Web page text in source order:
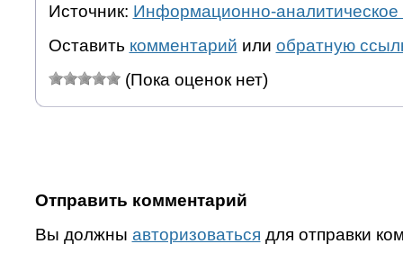
Источник: Информационно-аналитическое
Оставить комментарий или обратную
(Пока оценок нет)
Отправить комментарий
Вы должны авторизоваться для отправки